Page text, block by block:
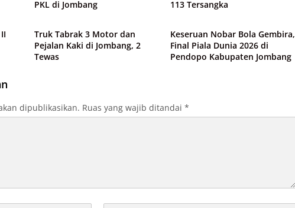
PKL di Jombang
113 Tersangka
Peristiwa
Truk Tabrak 3 Motor dan
Pejalan Kaki di Jombang, 2
Tewas
Peristiwa
Keseruan Nobar Bola Gembira,
Final Piala Dunia 2026 di
Pendopo Kabupaten Jombang
dipublikasikan. Ruas yang wajib ditandai *